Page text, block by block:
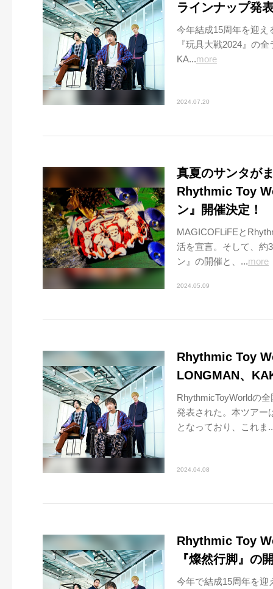
ラインナップ発
今年結成15周年を迎え
『玩具大戦2024』の
KA...more
2024.07.20
真夏のサンタが
Rhythmic Toy
ン』開催決定！
MAGICOFLiFEと
活を宣言。そして、約
ン』の開催と、...more
2024.05.09
Rhythmic Toy
LONGMAN、
RhythmicToyWorldの
発表された。本ツアー
となっており、これま
2024.04.08
Rhythmic Toy
『燦然行脚』の
今年で結成15周年を迎